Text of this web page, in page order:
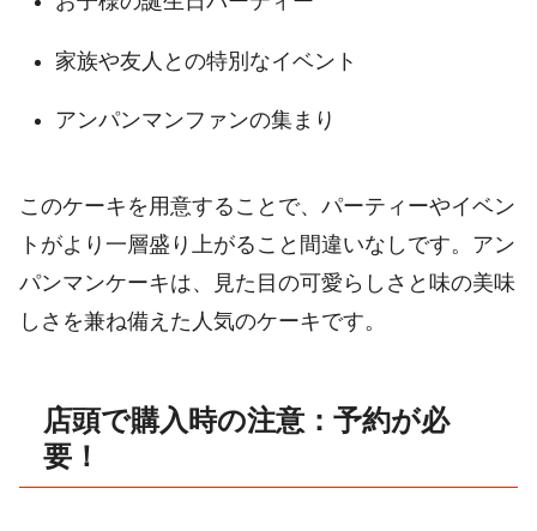
家族や友人との特別なイベント
アンパンマンファンの集まり
このケーキを用意することで、パーティーやイベン
トがより一層盛り上がること間違いなしです。アン
パンマンケーキは、見た目の可愛らしさと味の美味
しさを兼ね備えた人気のケーキです。
店頭で購入時の注意：予約が必
要！